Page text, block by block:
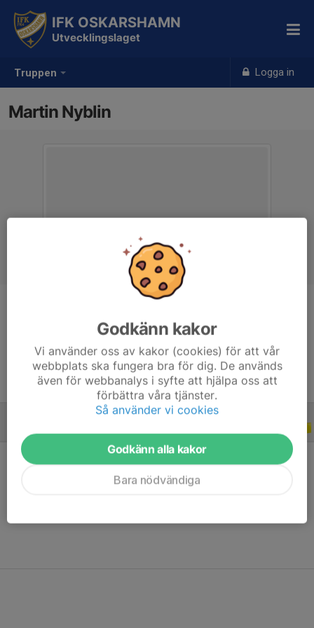
Truppen Logga in
IFK OSKARSHAMN
Utvecklingslaget
Martin Nyblin
23 år
Godkänn kakor
Vi använder oss av kakor (cookies) för att vår
webbplats ska fungera bra för dig. De används
även för webbanalys i syfte att hjälpa oss att
förbättra våra tjänster.
Så använder vi cookies
Godkänn alla kakor
Bara nödvändiga